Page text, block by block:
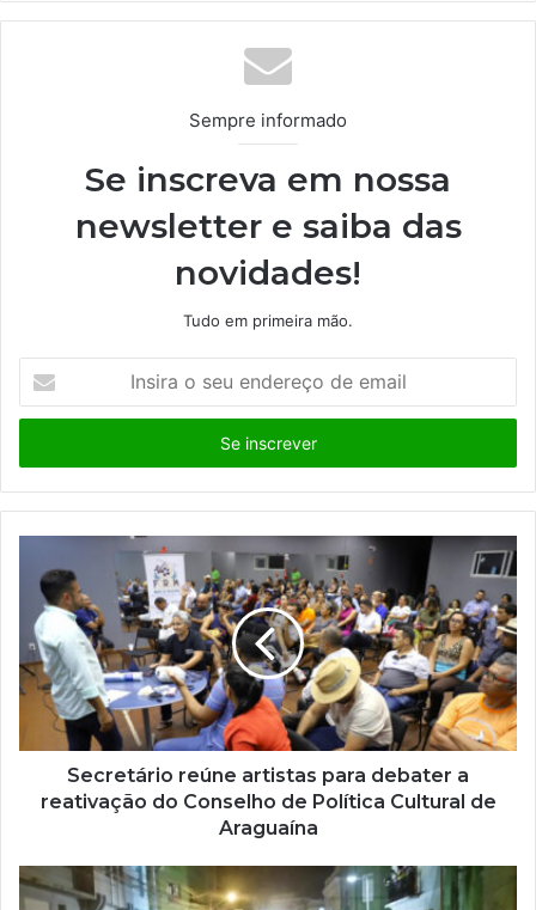
te
Sempre informado
Se inscreva em nossa
newsletter e saiba das
novidades!
Tudo em primeira mão.
s
r
a
d
e
e
m
Secretário reúne artistas para debater a
reativação do Conselho de Política Cultural de
Araguaína